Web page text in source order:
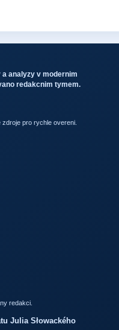
analyzy v modernim
redakcnim tymem.
pro rychle overeni.
redakci.
Julia Słowackého